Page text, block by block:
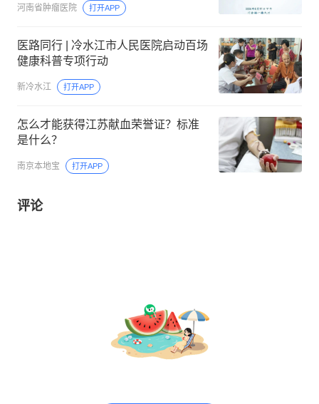
河南省肿瘤医院 打开APP
医路同行 | 冷水江市人民医院启动百场
健康科普专项行动
新冷水江 打开APP
怎么才能获得江苏献血荣誉证？标准
是什么？
南京本地宝 打开APP
评论